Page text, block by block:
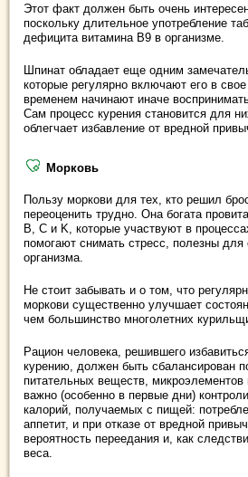
Этот факт должен быть очень
поскольку длительное употребление
дефицита витамина B9 в организме.
Шпинат обладает еще одним
которые регулярно включают его в
временем начинают иначе
Сам процесс курения становится для
облегчает избавление от вредной
Морковь
Пользу моркови для тех, кто решил
переоценить трудно. Она богата
B, C и K, которые участвуют в
помогают снимать стресс, полезны для
организма.
Не стоит забывать и о том, что
моркови существенно улучшает
чем большинство многолетних
Рацион человека, решившего
курению, должен быть сбалансирован
питательных веществ,
важно (особенно в первые дни)
калорий, получаемых с пищей:
аппетит, и при отказе от вредной
вероятность переедания и, как
веса.